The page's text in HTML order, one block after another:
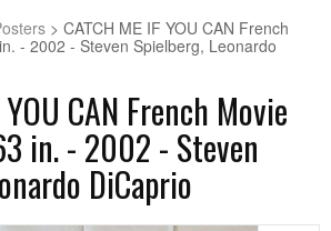
> CATCH ME IF YOU CAN French
- 2002 - Steven Spielberg, Leonardo
CAN French Movie
in. - 2002 - Steven
DiCaprio